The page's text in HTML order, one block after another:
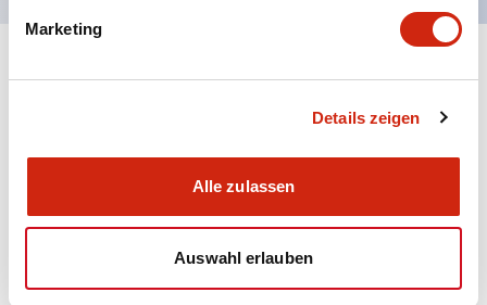
Marketing
Details zeigen
Alle zulassen
Auswahl erlauben
Dokumente und Dateien
Kataloge & Broschüren